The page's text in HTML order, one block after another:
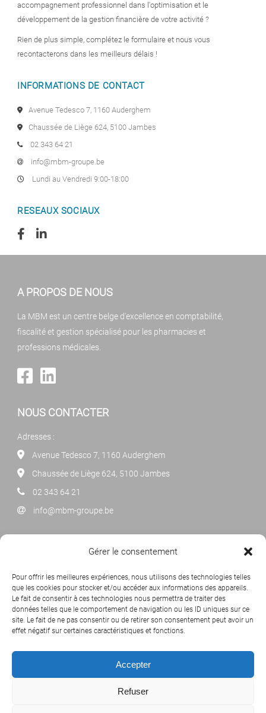
Gérer le consentement
Pour offrir les meilleures expériences, nous utilisons des technologies telles
que les cookies pour stocker et/ou accéder aux informations des appareils.
Le fait de consentir à ces technologies nous permettra de traiter des
données telles que le comportement de navigation ou les ID uniques sur ce
site. Le fait de ne pas consentir ou de retirer son consentement peut avoir un
effet négatif sur certaines caractéristiques et fonctions.
Accepter
Refuser
accompagnement professionnel dans l'optimisation et le
développement de la gestion financière de votre activité ?
Rien de plus simple, complétez le formulaire et nous vous
recontacterons dans les meilleurs délais !
INFORMATIONS DE CONTACT
Avenue Tedesco 7, 1160 Auderghem
Chaussée de Liège 624, 5100 Jambes
02 343 64 21
info@mbm-groupe.be
Lundi au Vendredi 9:00-18:00
RESEAUX SOCIAUX
A PROPOS DE NOUS
La MBM est un centre belge d'excellence en comptabilité,
fiscalité et gestion spécialisé pour les pharmacies et
professions médicales.
NOUS CONTACTER
Adresses :
Avenue Tedesco 7, 1160 Auderghem
Chaussée de Liège 624, 5100 Jambes
02 343 64 21
info@mbm-groupe.be
mensuelle.